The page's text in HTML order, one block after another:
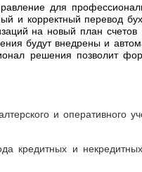
для
и корректный перевод
на новый план
будут внедрены и
решения позволит
и оперативного
кредитных и